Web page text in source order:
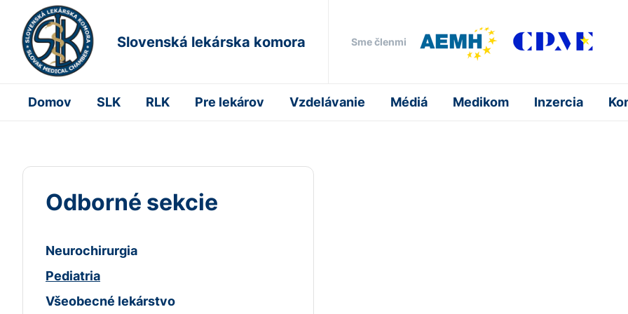
Slovenská lekárska komora Sme členmi
Domov SLK RLK Pre lekárov Vzdelávanie Médiá Medikom Inzercia
Odborné sekcie
Neurochirurgia
Pediatria
Všeobecné lekárstvo